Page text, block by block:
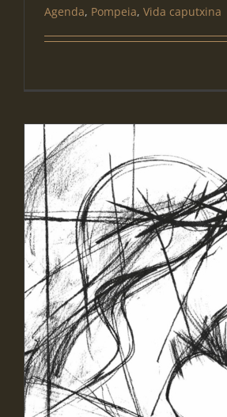
Agenda, Pompeia, Vida caputxina